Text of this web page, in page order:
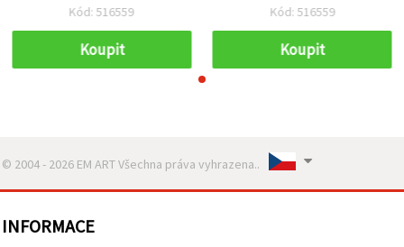
Kód: 516559
Koupit
Kód: 516559
Koupit
© 2004 - 2026 EM ART Všechna práva vyhrazena..
INFORMACE